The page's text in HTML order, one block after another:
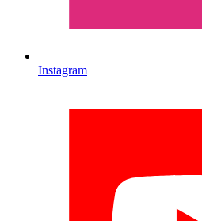
Instagram